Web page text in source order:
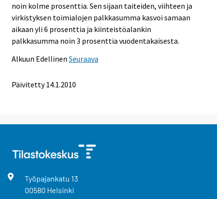
noin kolme prosenttia. Sen sijaan taiteiden, viihteen ja
virkistyksen toimialojen palkkasumma kasvoi samaan
aikaan yli 6 prosenttia ja kiinteistöalankin
palkkasumma noin 3 prosenttia vuodentakaisesta.
Alkuun Edellinen Seuraava
Päivitetty14.1.2010
Työpajankatu 13
00580 Helsinki